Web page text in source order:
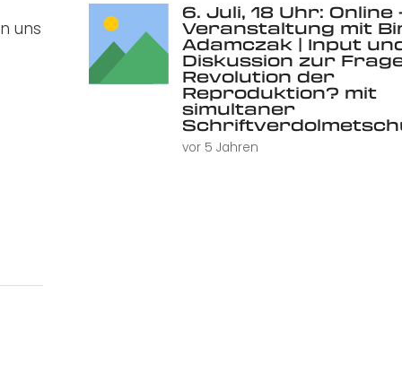
uns
6. Juli, 18 Uhr: Online
Veranstaltung mit
Adamczak | Input
Diskussion zur
Revolution der
Reproduktion? mit
simultaner
vor 5 Jahren